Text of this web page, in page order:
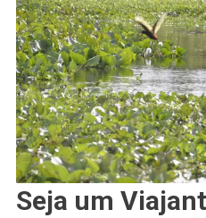
Seja um